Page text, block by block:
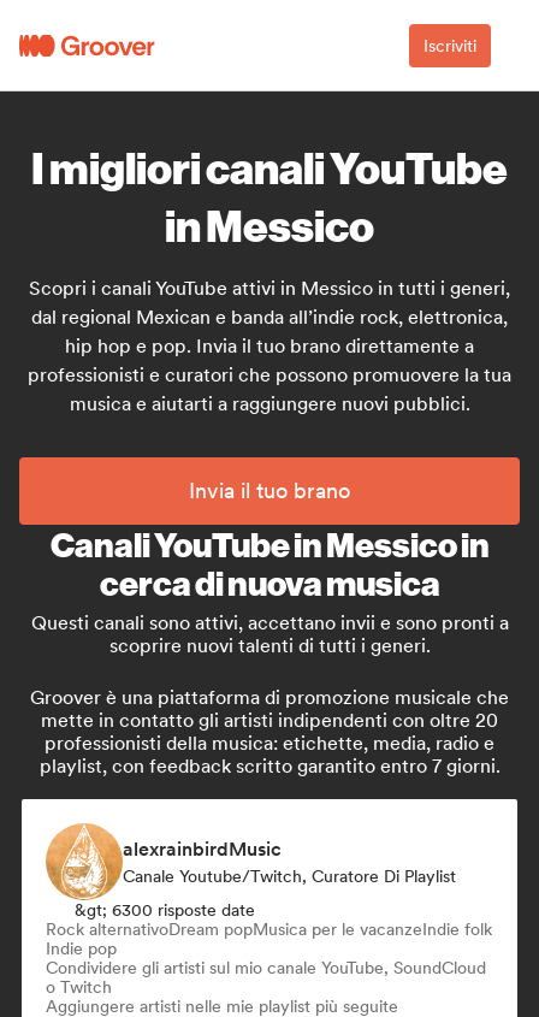
Iscriviti
I migliori canali YouTube
in Messico
Scopri i canali YouTube attivi in Messico in tutti i generi,
dal regional Mexican e banda all’indie rock, elettronica,
hip hop e pop. Invia il tuo brano direttamente a
professionisti e curatori che possono promuovere la tua
musica e aiutarti a raggiungere nuovi pubblici.
Invia il tuo brano
Canali YouTube in Messico in
cerca di nuova musica
Questi canali sono attivi, accettano invii e sono pronti a
scoprire nuovi talenti di tutti i generi.
Groover è una piattaforma di promozione musicale che
mette in contatto gli artisti indipendenti con oltre 20
professionisti della musica: etichette, media, radio e
playlist, con feedback scritto garantito entro 7 giorni.
alexrainbirdMusic
Canale Youtube/Twitch, Curatore Di Playlist
&gt; 6300 risposte date
Rock alternativoDream popMusica per le vacanzeIndie folk
Indie pop
Condividere gli artisti sul mio canale YouTube, SoundCloud
o Twitch
Aggiungere artisti nelle mie playlist più seguite